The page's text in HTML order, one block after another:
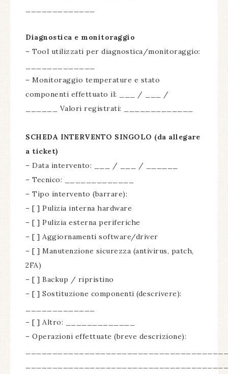
Diagnostica e monitoraggio
– Tool utilizzati per diagnostica/monitoraggio:
– Monitoraggio temperature e stato
componenti effettuato il: ___ / ___ /
______ Valori registrati: _____________
SCHEDA INTERVENTO SINGOLO (da allegare
a ticket)
– Data intervento: ___ / ___ / ______
– Tecnico: _____________
– Tipo intervento (barrare):
– [ ] Pulizia interna hardware
– [ ] Pulizia esterna periferiche
– [ ] Aggiornamenti software/driver
– [ ] Manutenzione sicurezza (antivirus, patch,
2FA)
– [ ] Backup / ripristino
– [ ] Sostituzione componenti (descrivere):
– [ ] Altro: _____________
– Operazioni effettuate (breve descrizione):